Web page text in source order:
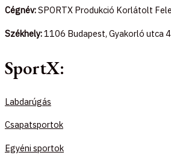
Cégnév:SPORTX Produkció Korlátolt
Székhely:1106 Budapest, Gyakorló utca
SportX:
Labdarúgás
Csapatsportok
Egyéni sportok